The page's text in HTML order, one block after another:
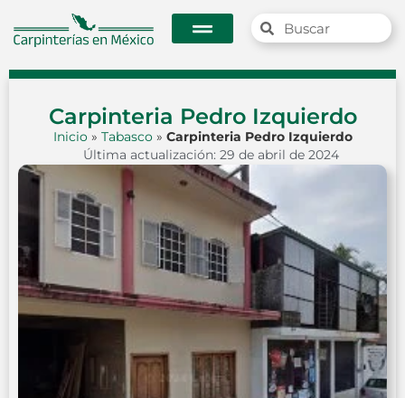
Carpinteria Pedro Izquierdo
Inicio» Tabasco» Carpinteria Pedro Izquierdo
Última actualización: 29 de abril de 2024